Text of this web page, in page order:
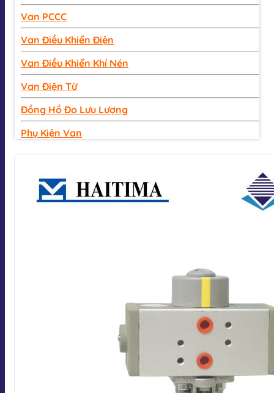
Van PCCC
Van Điều Khiển Điện
Van Điều Khiển Khí Nén
Van Điện Từ
Đồng Hồ Đo Lưu Lượng
Phụ Kiện Van